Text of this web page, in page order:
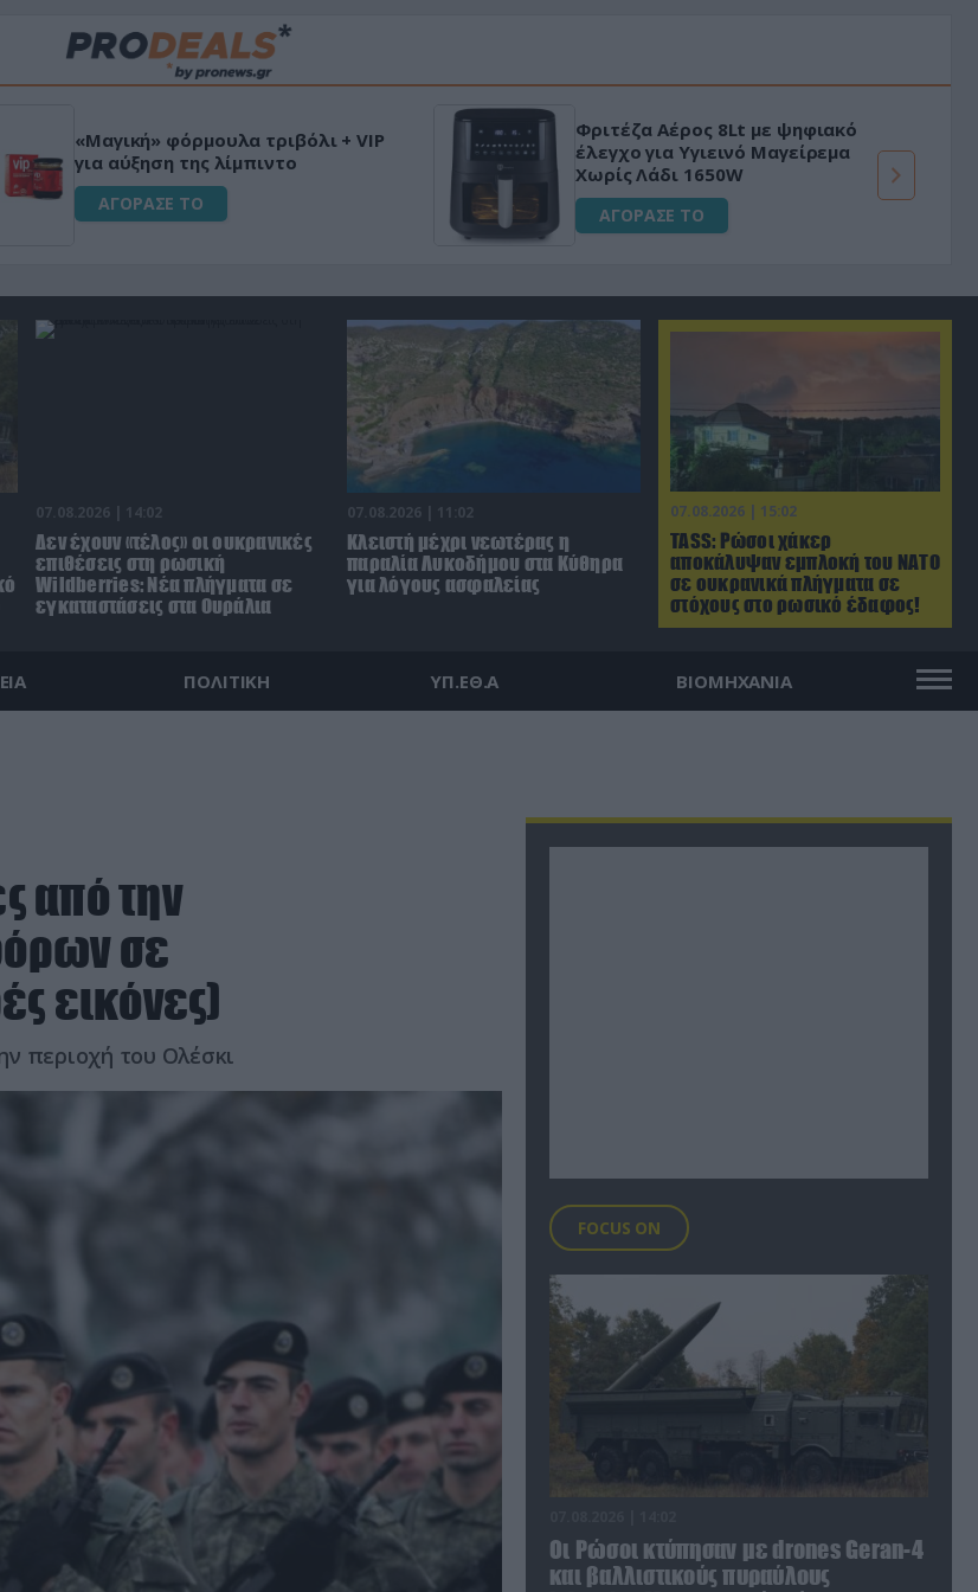
Μεταμόρφωσε τον κήπο σου με το
Ultra Box Μίνι Αλυσοπρίονο με
μπαταρία λιθίου
ΑΓΟΡΑΣΕ ΤΟ
«Μαγική» φόρμουλα τριβόλι +
για αύξηση της λίμπιντο
ΑΓΟΡΑΣΕ ΤΟ
07.08.2026 | 15:02
TASS: Ρώσοι χάκερ
αποκάλυψαν εμπλοκή του ΝΑΤΟ
σε ουκρανικά πλήγματα σε
στόχους στο ρωσικό έδαφος!
07.08.2026 | 14:02
Δεν έχουν «τέλος» οι ουκρανικές
επιθέσεις στη ρωσική
Wildberries: Νέα πλήγματα σε
εγκαταστάσεις στα Ουράλια
07.08.2026 | 11:02
Κλειστή μέχρι νεωτέρας η
παραλία Λυκοδήμου στα Κύθηρα
για λόγους ασφαλείας
ΠΟΛΙΤΙΚΗ ΥΠ.ΕΘ.Α ΒΙΟΜΗΧΑΝΙΑ
από την
σε
εικόνες)
περιοχή του Ολέσκι
FOCUS ON
Οι Ρώσοι κτύπησαν με drones Geran-4
και βαλλιστικούς πυραύλους